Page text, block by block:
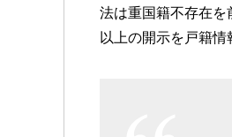
法は重国籍不存在を
以上の開示を戸籍